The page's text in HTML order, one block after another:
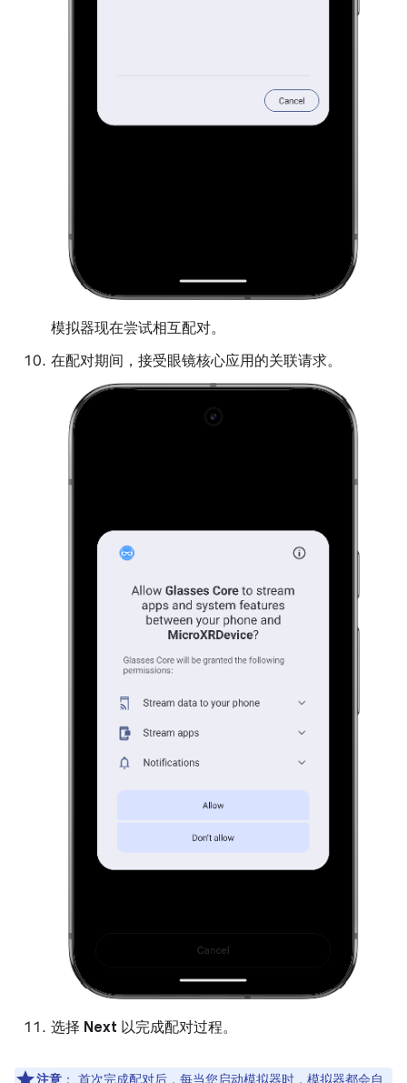
模拟器现在尝试相互配对。
在配对期间，接受眼镜核心应用的关联请求。
选择 Next 以完成配对过程。
注意 ： 首次完成配对后，每当您启动模拟器时，模拟器都会自